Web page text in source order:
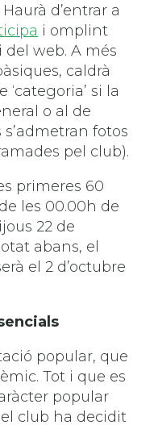
d’entrar a
i omplint
del web. A més
caldrà
si la
o al de
fotos
pel club).
primeres 60
les 00.00h de
22 de
abans, el
el 2 d’octubre
popular, que
Tot i que es
popular
club ha decidit